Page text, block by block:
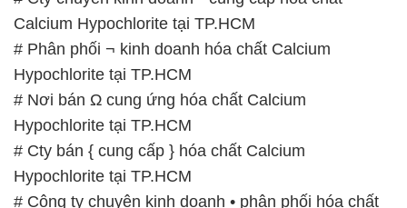
028.3756.1841- 028.3756.1842
– 0932.660.696 – 0901.326.566 – 0906.387.866 –
0902.765.866
📧 Email: hoachat@dactruongphat.vn
GIỜ LÀM VIỆC TẠI CÔNG TY HÓA CHẤT ĐẮC
TRƯỜNG PHÁT
Thời gian làm việc tại Hóa Chất Đắc Trường Phát